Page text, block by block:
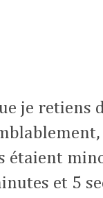
je retiens
étaient
et 5